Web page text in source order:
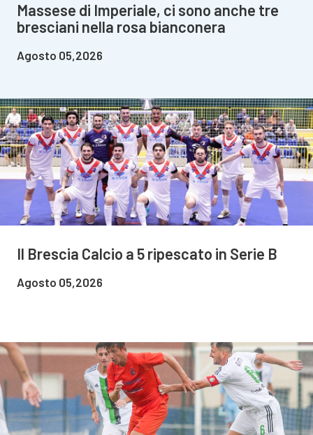
Massese di Imperiale, ci sono anche tre
bresciani nella rosa bianconera
Agosto 05,2026
Il Brescia Calcio a 5 ripescato in Serie B
Agosto 05,2026